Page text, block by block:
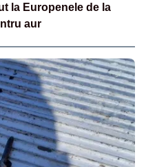
la Europenele de la
aur